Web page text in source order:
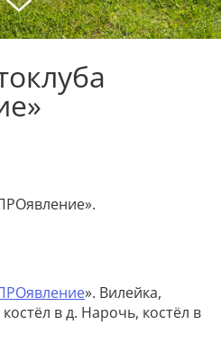
». Вилейка,
в д. Нарочь, костёл в